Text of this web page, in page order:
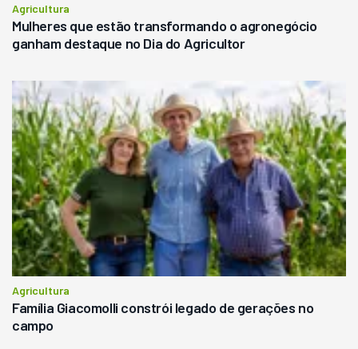
Agricultura
Mulheres que estão transformando o agronegócio
ganham destaque no Dia do Agricultor
Agricultura
Família Giacomolli constrói legado de gerações no
campo